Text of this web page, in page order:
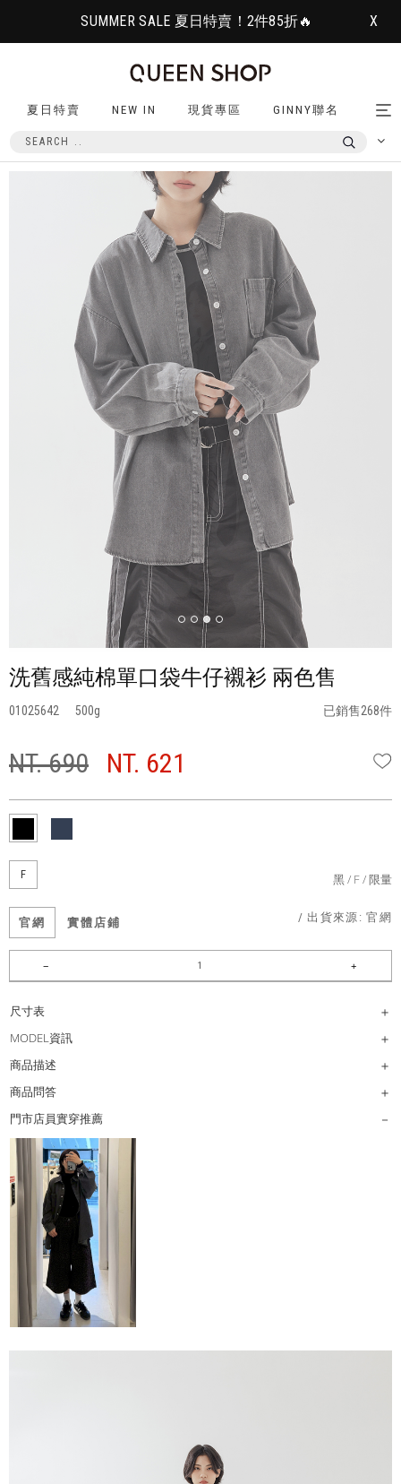
SUMMER SALE 夏日特賣！2件85折🔥 X
夏日特賣 NEW IN 現貨專區 GINNY聯名
洗舊感純棉單口袋牛仔襯衫 兩色售
01025642 500 已銷售268件
NT. 690 NT. 621
F 黑 F 限量
官網 實體店鋪 / 出貨來源:官網
尺寸表
MODEL資訊
商品描述
商品問答
門市店員實穿推薦